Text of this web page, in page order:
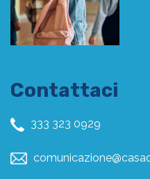
Contattaci
333 323 0929